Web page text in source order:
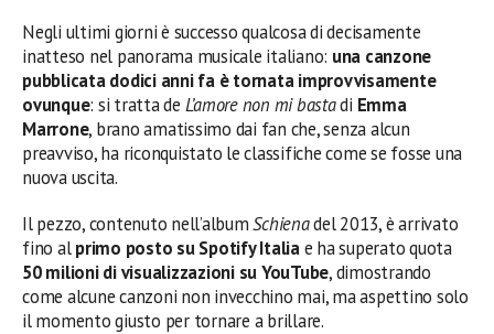
Negli ultimi giorni è successo qualcosa di decisamente
inatteso nel panorama musicale italiano: una canzone
pubblicata dodici anni fa è tornata improvvisamente
ovunque: si tratta de L’amore non mi bastadi Emma
Marrone, brano amatissimo dai fan che, senza alcun
preavviso, ha riconquistato le classifiche come se fosse una
nuova uscita.
Il pezzo, contenuto nell’albumSchienadel 2013, è arrivato
fino alprimo posto su Spotify Italiae ha superato quota
50 milioni di visualizzazioni su YouTube, dimostrando
come alcune canzoni non invecchino mai, ma aspettino solo
il momento giusto per tornare a brillare.